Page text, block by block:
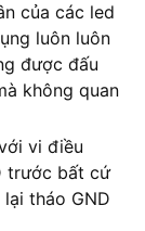
của các led
luôn luôn
được đấu
không quan
vi điều
trước bất cứ
tháo GND